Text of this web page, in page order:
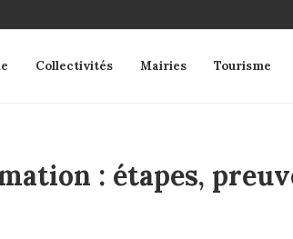
Collectivités Mairies Tourisme
: étapes,